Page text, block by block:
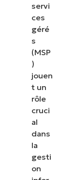
servi
ces
géré
s
(MSP
)
jouen
t un
rôle
cruci
al
dans
la
gesti
on